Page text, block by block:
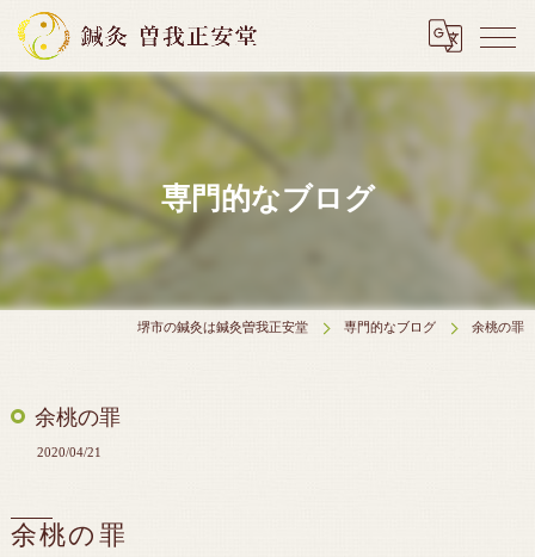
専門的なブログ
堺市の鍼灸は鍼灸曽我正安堂 専門的なブログ 余桃の罪
余桃の罪
2020/04/21
余桃の罪